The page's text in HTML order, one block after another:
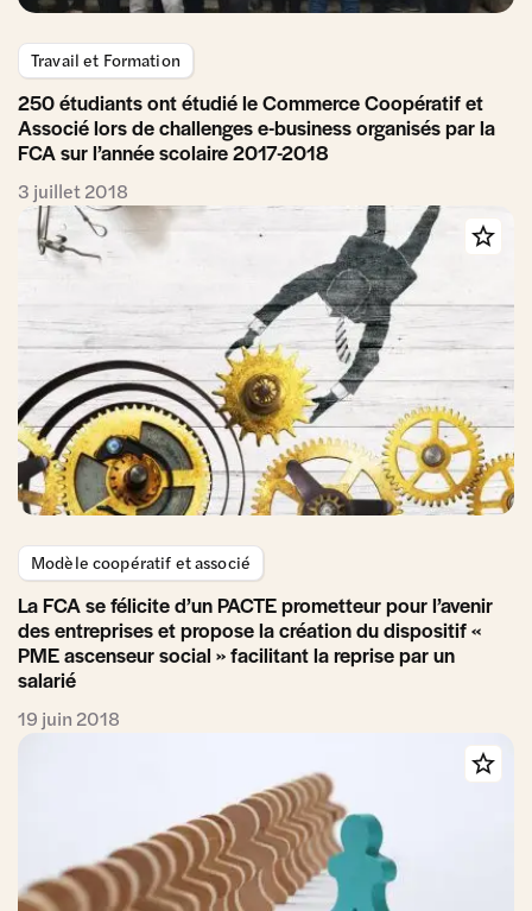
Travail et Formation
250 étudiants ont étudié le Commerce Coopératif et
Associé lors de challenges e-business organisés par la
FCA sur l’année scolaire 2017-2018
3 juillet 2018
Modèle coopératif et associé
La FCA se félicite d’un PACTE prometteur pour l’avenir
des entreprises et propose la création du dispositif «
PME ascenseur social » facilitant la reprise par un
salarié
19 juin 2018